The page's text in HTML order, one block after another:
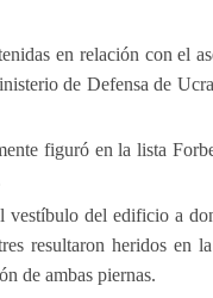
en relación con el
de Defensa de
figuró en la lista
del edificio a
resultaron heridos en
de ambas piernas.